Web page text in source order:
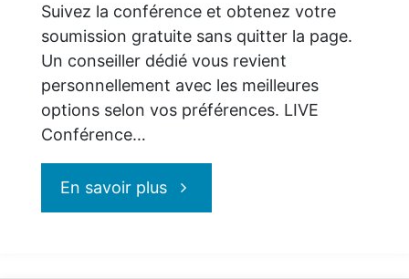
Suivez la conférence et obtenez votre
soumission gratuite sans quitter la page.
Un conseiller dédié vous revient
personnellement avec les meilleures
options selon vos préférences. LIVE
Conférence…
En savoir plus"Conférence